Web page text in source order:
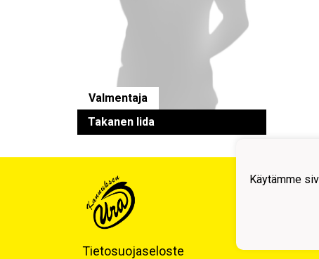
Valmentaja
Takanen Iida
Tietosuojaseloste
Käytämme